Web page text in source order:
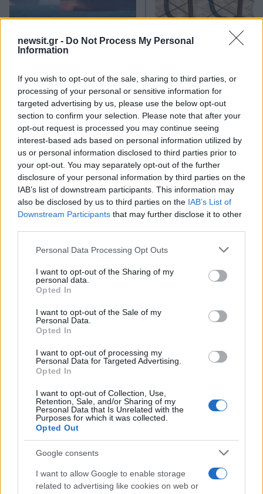
newsit.gr - Do Not Process My Personal
Information
If you wish to opt-out of the sale, sharing to third parties, or
processing of your personal or sensitive information for
targeted advertising by us, please use the below opt-out
section to confirm your selection. Please note that after your
opt-out request is processed you may continue seeing
interest-based ads based on personal information utilized by
us or personal information disclosed to third parties prior to
your opt-out. You may separately opt-out of the further
disclosure of your personal information by third parties on the
IAB’s list of downstream participants. This information may
also be disclosed by us to third parties on the IAB’s List of
Downstream Participants that may further disclose it to other
Please note that this website/app uses one or more Google
not limited to your visit or usage behaviour. You may click to
grant or deny consent to Google and its third-party tags to
use your data for below specified purposes in below Google
consent section.
Personal Data Processing Opt Outs
I want to opt-out of the Sharing of my
personal data.
Opted In
I want to opt-out of the Sale of my
Personal Data.
Opted In
I want to opt-out of processing my
Personal Data for Targeted Advertising.
Opted In
I want to opt-out of Collection, Use,
Retention, Sale, and/or Sharing of my
Personal Data that Is Unrelated with the
Purposes for which it was collected.
Opted Out
Google consents
I want to allow Google to enable storage
related to advertising like cookies on web or
Σχόλια
Σχολίασε εδώ
Υποβολή σχολίου
Πολιτική Απορρήτου&Όροι Χρήσηςτης Google.
ΘΕΟΔΩΡΟΣ ΣΚΥΛΑΚΑΚΗΣ
ΠΡΑΣΙΝΗ ΕΝΕΡΓΕΙΑ
ΣΑΟΥΔΙΚΗ ΑΡΑΒΙΑ
Share:
Ακολουθήστε το Νewsit.gr στο
ενημερωθείτε πρώτοι για όλη την ειδησεογραφία και τα
τελευταία νέατης ημέρας
στις ΗΠΑ για τα Στενά του
Ορμούζ - «Ποτέ δεν θα
πόλεμο είτε σε
διαπραγματεύσεις»
Τραγωδία στην
4χρονος βρέθηκε